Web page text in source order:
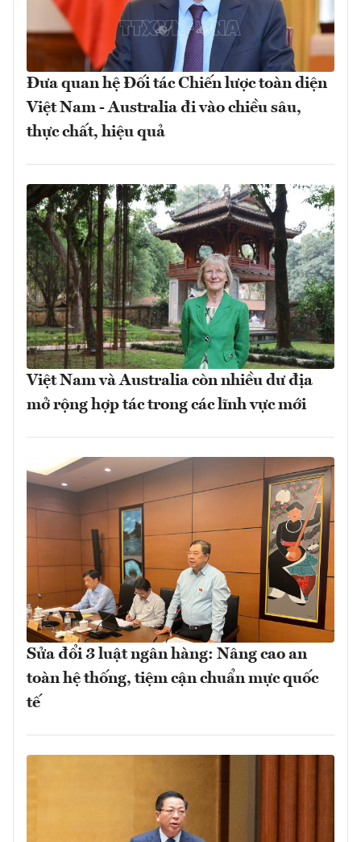
Đưa quan hệ Đối tác Chiến lược toàn diện
Việt Nam - Australia đi vào chiều sâu,
thực chất, hiệu quả
Việt Nam và Australia còn nhiều dư địa
mở rộng hợp tác trong các lĩnh vực mới
Sửa đổi 3 luật ngân hàng: Nâng cao an
toàn hệ thống, tiệm cận chuẩn mực quốc
tế